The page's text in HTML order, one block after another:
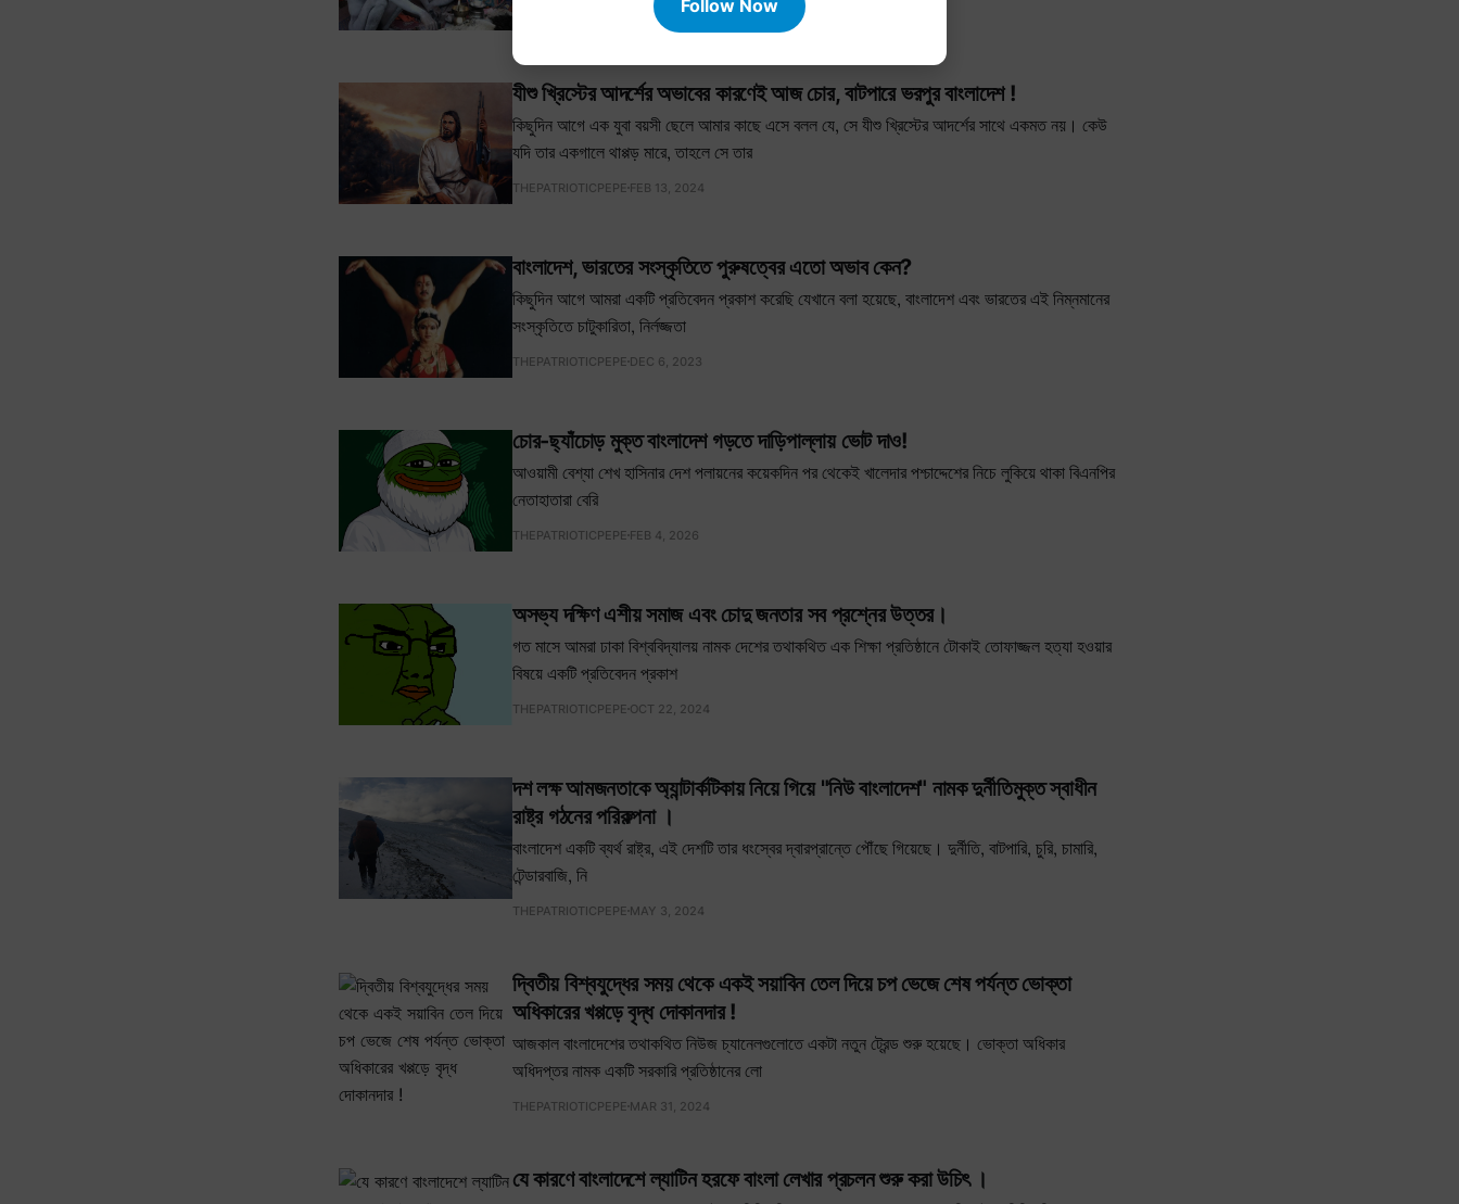
MAY 7, 2024
যীশু খ্রিস্টের আদর্শের অভাবের কারণেই আজ চোর, বাটপারে ভরপুর বাংলাদেশ !
কিছুদিন আগে এক যুবা বয়সী ছেলে আমার কাছে এসে বলল যে, সে যীশু খ্রিস্টের আদর্শের সাথে একমত নয়। কেউ
যদি তার একগালে থাপ্পড় মারে, তাহলে সে তার
THEPATRIOTICPEPE FEB 13, 2024
বাংলাদেশ, ভারতের সংস্কৃতিতে পুরুষত্বের এতো অভাব কেন?
কিছুদিন আগে আমরা একটি প্রতিবেদন প্রকাশ করেছি যেখানে বলা হয়েছে, বাংলাদেশ এবং ভারতের এই নিম্নমানের
সংস্কৃতিতে চাটুকারিতা, নির্লজ্জতা
THEPATRIOTICPEPE DEC 6, 2023
চোর-ছ্যাঁচোড় মুক্ত বাংলাদেশ গড়তে দাড়িপাল্লায় ভোট দাও!
আওয়ামী বেশ্যা শেখ হাসিনার দেশ পলায়নের কয়েকদিন পর থেকেই খালেদার পশ্চাদ্দেশের নিচে লুকিয়ে থাকা বিএনপির
নেতাহাতারা বেরি
THEPATRIOTICPEPE FEB 4, 2026
অসভ্য দক্ষিণ এশীয় সমাজ এবং চোদু জনতার সব প্রশ্নের উত্তর।
গত মাসে আমরা ঢাকা বিশ্ববিদ্যালয় নামক দেশের তথাকথিত এক শিক্ষা প্রতিষ্ঠানে টোকাই তোফাজ্জল হত্যা হওয়ার
বিষয়ে একটি প্রতিবেদন প্রকাশ
THEPATRIOTICPEPE OCT 22, 2024
দশ লক্ষ আমজনতাকে অ্যান্টার্কটিকায় নিয়ে গিয়ে "নিউ বাংলাদেশ" নামক দুর্নীতিমুক্ত স্বাধীন
রাষ্ট্র গঠনের পরিকল্পনা ।
বাংলাদেশ একটি ব্যর্থ রাষ্ট্র, এই দেশটি তার ধংস্বের দ্বারপ্রান্তে পৌঁছে গিয়েছে। দুর্নীতি, বাটপারি, চুরি, চামারি,
টেন্ডারবাজি, নি
THEPATRIOTICPEPE MAY 3, 2024
দ্বিতীয় বিশ্বযুদ্ধের সময় থেকে একই সয়াবিন তেল দিয়ে চপ ভেজে শেষ পর্যন্ত ভোক্তা
অধিকারের খপ্পড়ে বৃদ্ধ দোকানদার !
আজকাল বাংলাদেশের তথাকথিত নিউজ চ্যানেলগুলোতে একটা নতুন ট্রেন্ড শুরু হয়েছে। ভোক্তা অধিকার
অধিদপ্তর নামক একটি সরকারি প্রতিষ্ঠানের লো
THEPATRIOTICPEPE MAR 31, 2024
যে কারণে বাংলাদেশে ল্যাটিন হরফে বাংলা লেখার প্রচলন শুরু করা উচিৎ ।
Follow Now